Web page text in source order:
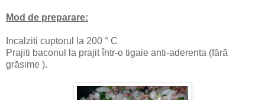
Mod de preparare:
Incalziti cuptorul la 200 ° C
Prajiti baconul la prajit într-o tigaie anti-aderenta (fără
grăsime ).